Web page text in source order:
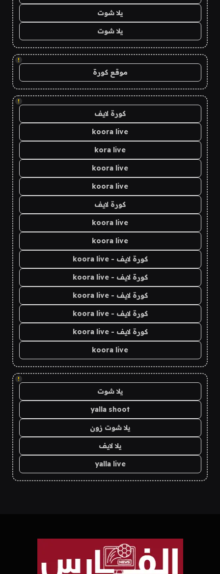
يلا شوت
يلا شوت
!
موقع كورة
!
كورة لايف
koora live
kora live
koora live
koora live
كورة لايف
koora live
koora live
كورة لايف - koora live
كورة لايف - koora live
كورة لايف - koora live
كورة لايف - koora live
كورة لايف - koora live
koora live
!
يلا شوت
yalla shoot
يلا شوت زون
يلا لايف
yalla live